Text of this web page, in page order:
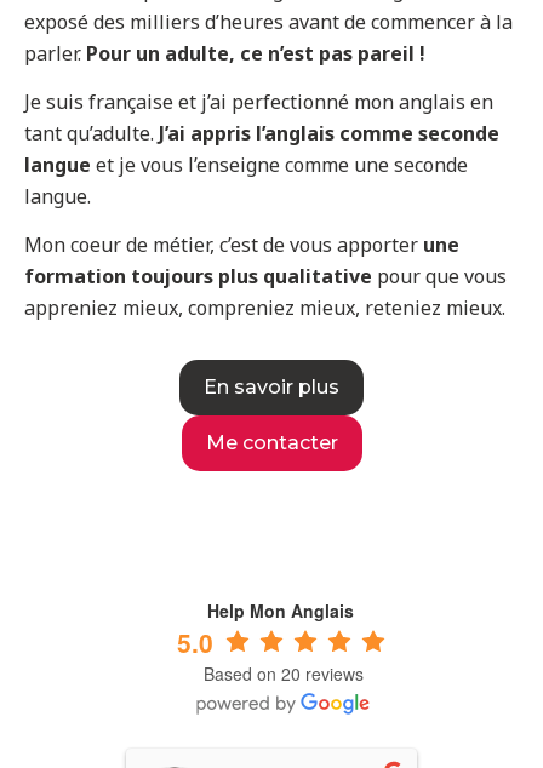
exposé des milliers d’heures avant de commencer à la
parler. Pour un adulte, ce n’est pas pareil !
Je suis française et j’ai perfectionné mon anglais en
tant qu’adulte. J’ai appris l’anglais comme seconde
langue et je vous l’enseigne comme une seconde
langue.
Mon coeur de métier, c’est de vous apporter une
formation toujours plus qualitative pour que vous
appreniez mieux, compreniez mieux, reteniez mieux.
En savoir plus
Me contacter
Help Mon Anglais
5.0
Based on 20 reviews